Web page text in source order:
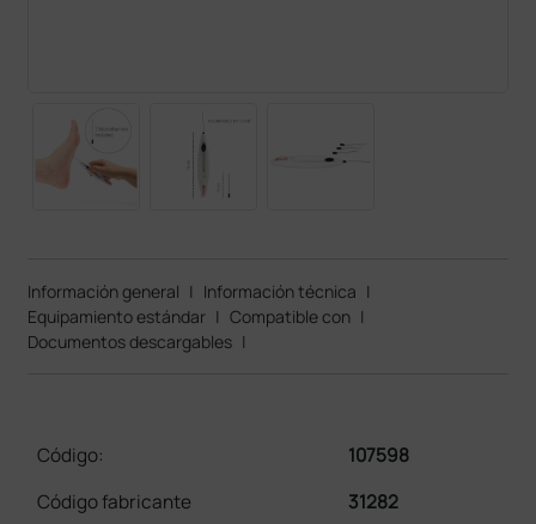
Información general | Información técnica |
Equipamiento estándar | Compatible con |
Documentos descargables |
Código:
107598
Código fabricante
31282